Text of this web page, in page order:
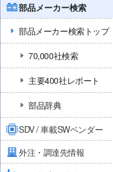
部品メーカー検索
部品メーカー検索トップ
70,000社検索
主要400社レポート
部品辞典
SDV / 車載SWベンダー
外注・調達先情報